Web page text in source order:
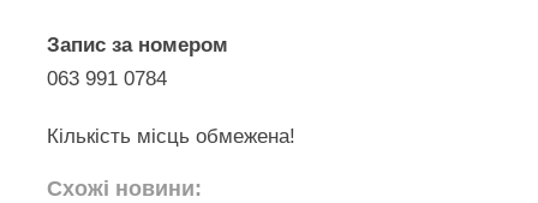
Запис за номером
063 991 0784
Кількість місць обмежена!
Схожі новини: